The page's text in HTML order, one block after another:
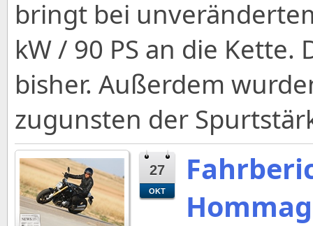
bringt bei
kW / 90 PS an die Kette.
bisher. Außerdem
zugunsten der
27
OKT